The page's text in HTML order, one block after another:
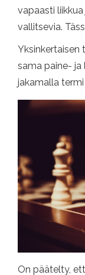
vapaasti
vallitsevia.
Yksinkertaisen
sama paine-
jakamalla
On päätelty,